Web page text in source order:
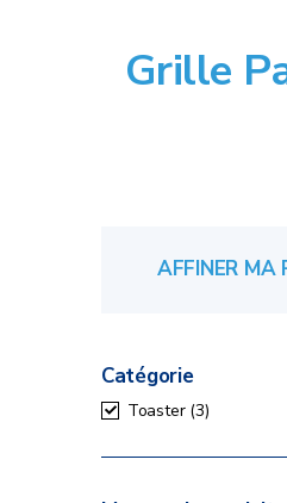
Grille
AFFINER MA
Catégorie
Toaster (3)